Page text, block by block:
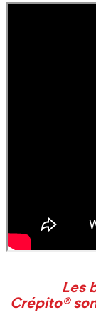
Les
Crépito®